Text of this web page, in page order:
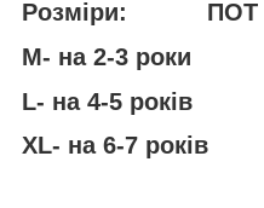
Розміри:
М- на 2-3
L- на 4-5
ХL- на 6-7